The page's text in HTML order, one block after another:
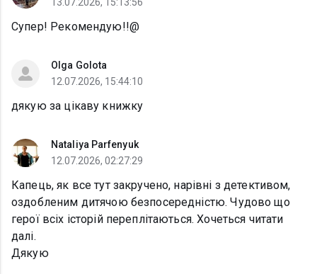
Супер! Рекомендую!!@
Olga Golota
12.07.2026, 15:44:10
дякую за цікаву книжку
Nataliya Parfenyuk
12.07.2026, 02:27:29
Капець, як все тут закручено, нарівні з детективом,
оздобленим дитячою безпосередністю. Чудово що
герої всіх історій переплітаються. Хочеться читати
далі.
Дякую